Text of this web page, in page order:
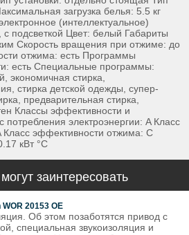
загрузка белья: 5.5 кг
(интеллектуальное)
подсветкой Цвет: белый Габариты
Скорость вращения при отжиме: до
отжима: есть Программы
есть Специальные программы:
экономичная стирка,
стирка детской одежды, супер-
предварительная стирка,
Классы эффективности и
потребления электроэнергии: A Класс
Класс эффективности отжима: C
кВт °C
заинтересовать
20153 OE
Об этом позаботятся привод с
специальная звукоизоляция и